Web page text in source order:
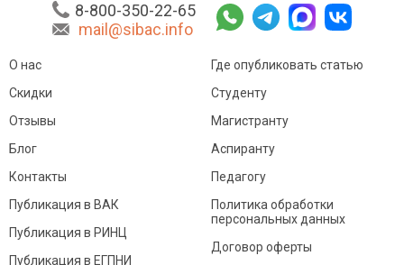
8-800-350-22-65
mail@sibac.info
О нас
Скидки
Отзывы
Блог
Контакты
Где опубликовать статью
Студенту
Магистранту
Аспиранту
Педагогу
Публикация в ВАК
Публикация в РИНЦ
Публикация в ЕГПНИ
Политика обработки
персональных данных
Договор оферты